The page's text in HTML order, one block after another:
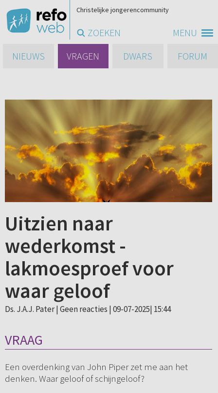
MENU
Christelijke jongerencommunity
ZOEKEN
NIEUWS
VRAGEN DWARS FORUM
Uitzien naar
wederkomst -
lakmoesproef voor
waar geloof
Ds. J.A.J. Pater | Geen reacties | 09-07-2025| 15:44
VRAAG
Een overdenking van John Piper zet me aan het
denken. Waar geloof of schijngeloof?